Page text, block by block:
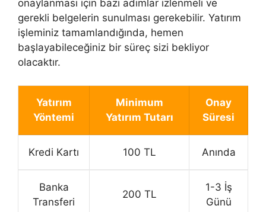
onaylanması için bazı adımlar izlenmeli ve
gerekli belgelerin sunulması gerekebilir. Yatırım
işleminiz tamamlandığında, hemen
başlayabileceğiniz bir süreç sizi bekliyor
olacaktır.
Yatırım
Yöntemi
Minimum
Yatırım Tutarı
Onay
Süresi
Kredi Kartı 100 TL Anında
Banka
Transferi
200 TL
1-3 İş
Günü